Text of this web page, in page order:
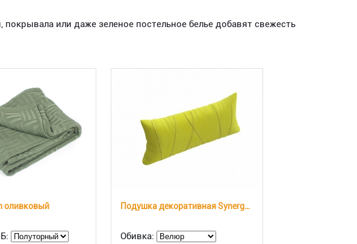
или даже зеленое постельное белье добавят свежесть
оливковый Подушка декоративная Synergy Slim
Обивка: